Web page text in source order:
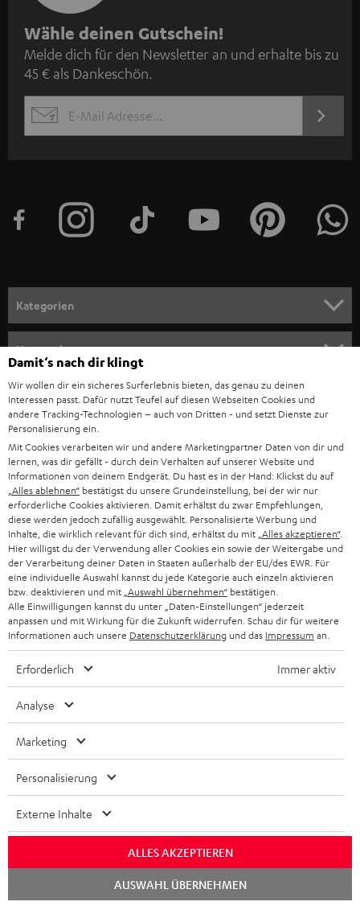
N
e
w
s
l
e
n
m
e
l
d
u
n
g
Wähle deinen Gutschein!
Melde dich für den Newsletter an und erhalte bis zu
45 € als Dankeschön.
EMAIL
JETZT
Kategorien
SOUNDBAR
HIFI-LAUTSPRECHER
SMART HOME
BLUETOOTH-LAUTSPRECHER
KOPFHÖRER
BLUETOOTH-KOPFHÖRER
STEREOANLAGEN
Unternehmen
SUPPORT
KARRIERE
PRESSE & MARKETING
GESCHÄFTSKUNDEN
PARTNERPROGRAMM
BLOG
NEWSLETTER
STORES
DEINE VORTEILE BEI TEUFEL
TEUFEL STORY
UNSER MANAGEMENT
NACHHALTIGKEIT
UNSERE WERTE
GESCHENKGUTSCHEIN
Teufel Onlineshops
DEUTSCHLAND
ÖSTERREICH
SCHWEIZ
NIEDERLANDE
BELGIEN
FRANKREICH
SPANIEN
ITALIEN
WEITERE LÄNDER
Fotos abgebildete Zubehör ist nicht im Lieferumfang enthalten. Etwaige
Entsorgungsgebühren für Batterien sind im Preis inbegriffen.
©2026 Lautsprecher Teufel GmbH - All rights reserved.
Damit‘s nach dir klingt
Wir wollen dir ein sicheres Surferlebnis bieten, das genau zu deinen
Interessen passt. Dafür nutzt Teufel auf diesen Webseiten Cookies und
andere Tracking-Technologien – auch von Dritten - und setzt Dienste zur
Personalisierung ein.
Mit Cookies verarbeiten wir und andere Marketingpartner Daten von dir und
lernen, was dir gefällt - durch dein Verhalten auf unserer Website und
Informationen von deinem Endgerät. Du hast es in der Hand: Klickst du auf
„Alles ablehnen“ bestätigst du unsere Grundeinstellung, bei der wir nur
erforderliche Cookies aktivieren. Damit erhältst du zwar Empfehlungen,
diese werden jedoch zufällig ausgewählt. Personalisierte Werbung und
Inhalte, die wirklich relevant für dich sind, erhältst du mit „Alles akzeptieren“.
Hier willigst du der Verwendung aller Cookies ein sowie der Weitergabe und
der Verarbeitung deiner Daten in Staaten außerhalb der EU/des EWR. Für
eine individuelle Auswahl kannst du jede Kategorie auch einzeln aktivieren
bzw. deaktivieren und mit „Auswahl übernehmen“ bestätigen.
Alle Einwilligungen kannst du unter „Daten-Einstellungen“ jederzeit
anpassen und mit Wirkung für die Zukunft widerrufen. Schau dir für weitere
Informationen auch unsere Datenschutzerklärung und das Impressum an.
Erforderlich Immer aktiv
Analyse
Marketing
Personalisierung
Externe Inhalte
ALLES AKZEPTIEREN
AUSWAHL ÜBERNEHMEN